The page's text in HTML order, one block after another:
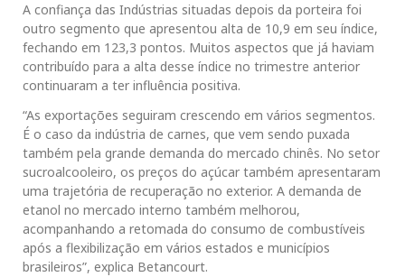
A confiança das Indústrias situadas depois da porteira foi
outro segmento que apresentou alta de 10,9 em seu índice,
fechando em 123,3 pontos. Muitos aspectos que já haviam
contribuído para a alta desse índice no trimestre anterior
continuaram a ter influência positiva.
“As exportações seguiram crescendo em vários segmentos.
É o caso da indústria de carnes, que vem sendo puxada
também pela grande demanda do mercado chinês. No setor
sucroalcooleiro, os preços do açúcar também apresentaram
uma trajetória de recuperação no exterior. A demanda de
etanol no mercado interno também melhorou,
acompanhando a retomada do consumo de combustíveis
após a flexibilização em vários estados e municípios
brasileiros”, explica Betancourt.